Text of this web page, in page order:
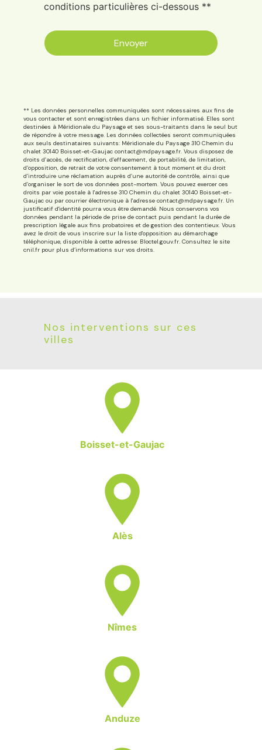
conditions particulières ci-dessous **
Envoyer
** Les données personnelles communiquées sont nécessaires aux fins de
vous contacter et sont enregistrées dans un fichier informatisé. Elles sont
destinées à Méridionale du Paysage et ses sous-traitants dans le seul but
de répondre à votre message. Les données collectées seront communiquées
aux seuls destinataires suivants: Méridionale du Paysage 310 Chemin du
chalet 30140 Boisset-et-Gaujac contact@mdpaysage.fr. Vous disposez de
droits d’accès, de rectification, d’effacement, de portabilité, de limitation,
d’opposition, de retrait de votre consentement à tout moment et du droit
d’introduire une réclamation auprès d’une autorité de contrôle, ainsi que
d’organiser le sort de vos données post-mortem. Vous pouvez exercer ces
droits par voie postale à l'adresse 310 Chemin du chalet 30140 Boisset-et-
Gaujac ou par courrier électronique à l'adresse contact@mdpaysage.fr. Un
justificatif d'identité pourra vous être demandé. Nous conservons vos
données pendant la période de prise de contact puis pendant la durée de
prescription légale aux fins probatoires et de gestion des contentieux. Vous
avez le droit de vous inscrire sur la liste d'opposition au démarchage
téléphonique, disponible à cette adresse: Bloctel.gouv.fr. Consultez le site
cnil.fr pour plus d’informations sur vos droits.
Nos interventions sur ces
villes
Boisset-et-Gaujac
Alès
Nîmes
Anduze